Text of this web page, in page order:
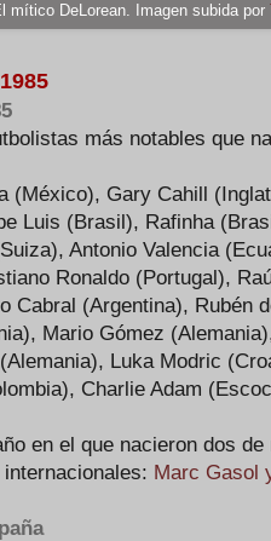
mítico DeLorean. Imagen subida por
más notables que
(México), Gary Cahill
Luis (Brasil), Rafinha
Antonio Valencia
Ronaldo (Portugal),
Cabral (Argentina), Rubén
Mario Gómez
Luka Modric
Charlie Adam
en el que nacieron dos
Marc Gasol